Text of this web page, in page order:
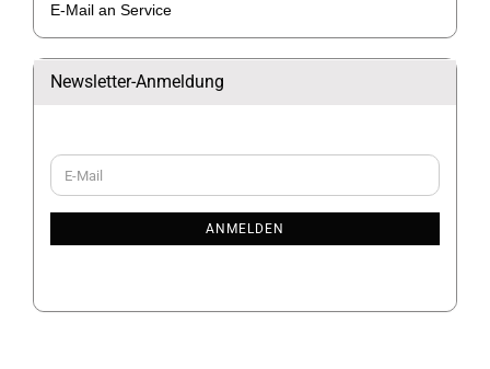
E-Mail an Service
Newsletter-Anmeldung
WEITER
ZUR
E-
Mail
ANMELDEN